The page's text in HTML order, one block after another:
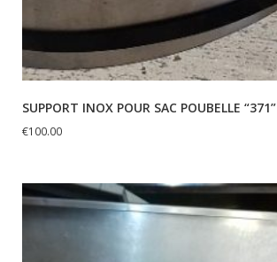
SUPPORT INOX POUR SAC POUBELLE “371”
€100.00